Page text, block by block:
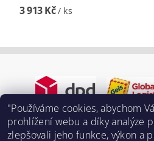
3 913 Kč/ ks
"Používáme cookies, abychom
prohlížení webu a díky analýze
zlepšovali jeho funkce, výkon a